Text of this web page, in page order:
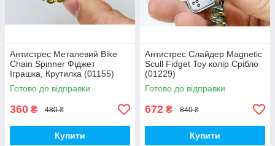
Антистрес Металевий Bike
Chain Spinner Фіджет
Іграшка, Крутилка (01155)
Готово до відправки
360 ₴ 480 ₴
Купити
Антистрес Слайдер Magnetic
Scull Fidget Toy колір Срібло
(01229)
Готово до відправки
672 ₴ 840 ₴
Купити